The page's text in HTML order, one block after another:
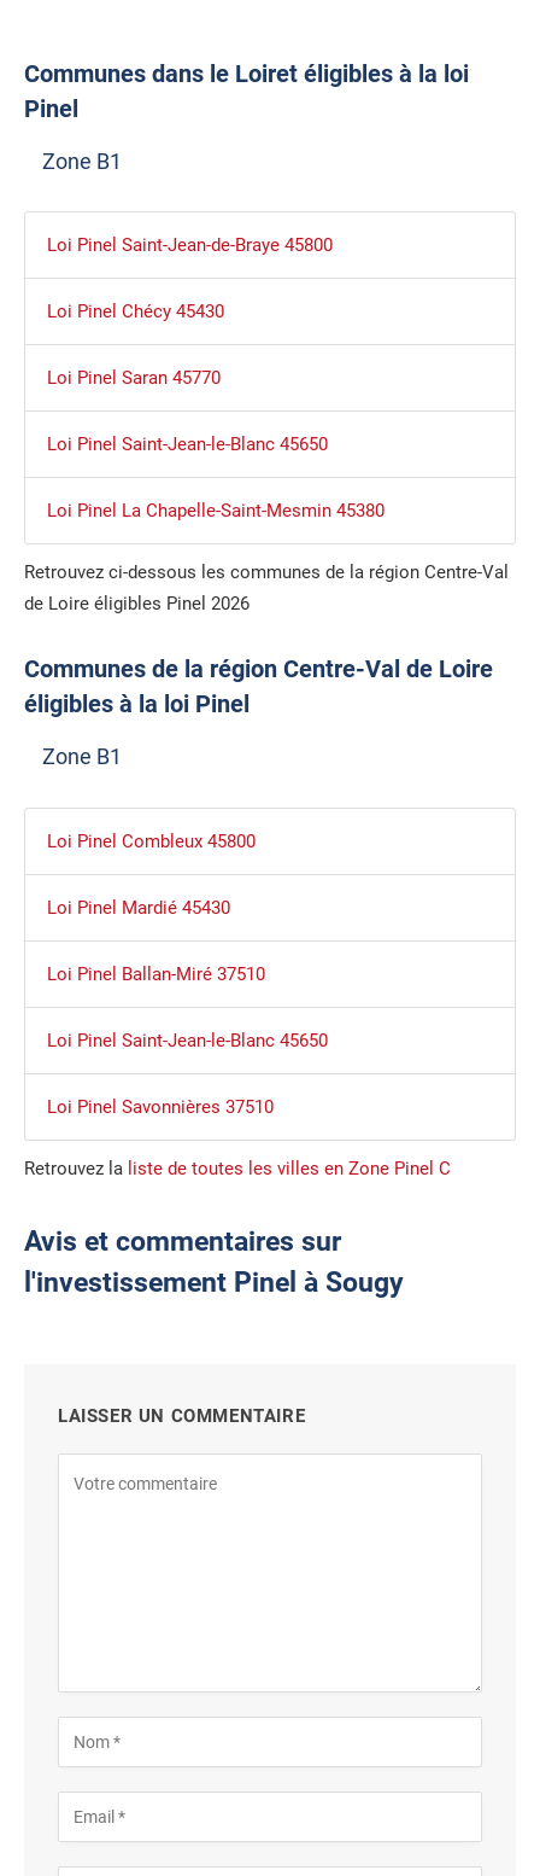
Communes dans le Loiret éligibles à la loi
Pinel
Zone B1
Loi Pinel Saint-Jean-de-Braye 45800
Loi Pinel Chécy 45430
Loi Pinel Saran 45770
Loi Pinel Saint-Jean-le-Blanc 45650
Loi Pinel La Chapelle-Saint-Mesmin 45380
Retrouvez ci-dessous les communes de la région Centre-Val
de Loire éligibles Pinel 2026
Communes de la région Centre-Val de Loire
éligibles à la loi Pinel
Zone B1
Loi Pinel Combleux 45800
Loi Pinel Mardié 45430
Loi Pinel Ballan-Miré 37510
Loi Pinel Saint-Jean-le-Blanc 45650
Loi Pinel Savonnières 37510
Retrouvez la liste de toutes les villes en Zone Pinel C
Avis et commentaires sur
l'investissement Pinel à Sougy
LAISSER UN COMMENTAIRE